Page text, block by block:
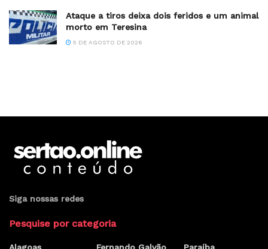
Ataque a tiros deixa dois feridos e um animal
morto em Teresina
5 DE AGOSTO DE 2026
Siga nossas redes
Pesquise por categoria
Alagoas
Fernando Galvão
Paraíba